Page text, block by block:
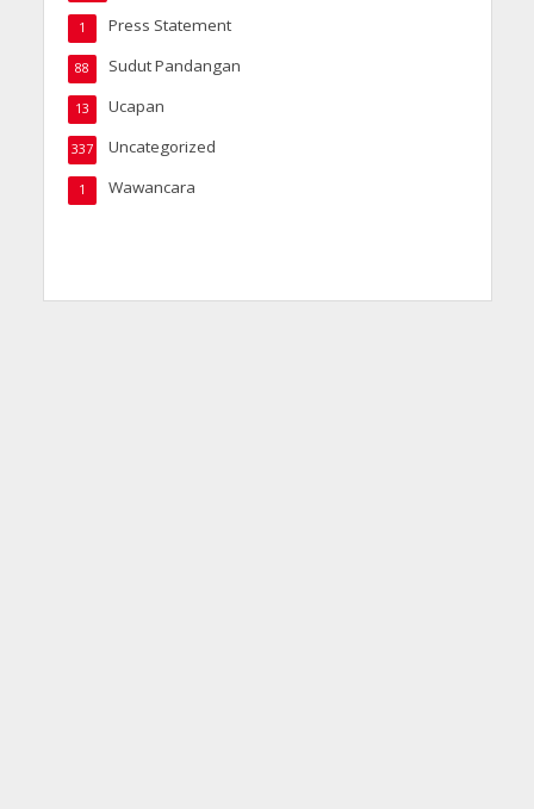
Press Statement
1
Sudut Pandangan
88
Ucapan
13
Uncategorized
337
Wawancara
1